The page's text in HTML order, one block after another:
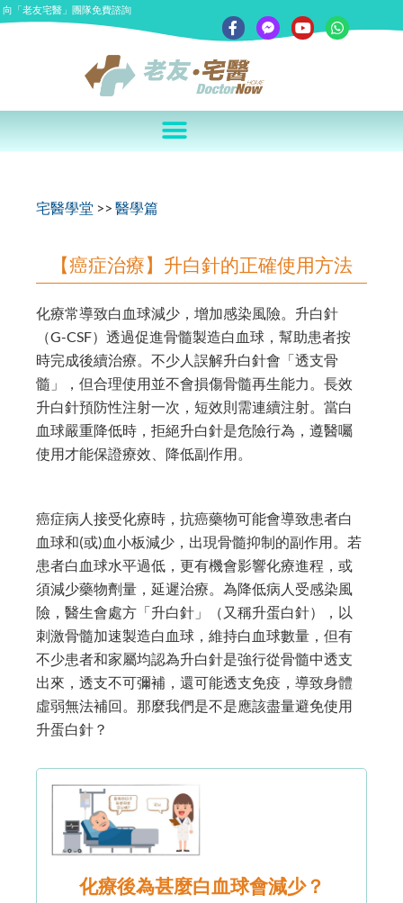
向「老友宅醫」團隊免費諮詢
宅醫學堂 >> 醫學篇
【癌症治療】升白針的正確使用方法
化療常導致白血球減少，增加感染風險。升白針
（G-CSF）透過促進骨髓製造白血球，幫助患者按
時完成後續治療。不少人誤解升白針會「透支骨
髓」，但合理使用並不會損傷骨髓再生能力。長效
升白針預防性注射一次，短效則需連續注射。當白
血球嚴重降低時，拒絕升白針是危險行為，遵醫囑
使用才能保證療效、降低副作用。
癌症病人接受化療時，抗癌藥物可能會導致患者白
血球和(或)血小板減少，出現骨髓抑制的副作用。若
患者白血球水平過低，更有機會影響化療進程，或
須減少藥物劑量，延遲治療。為降低病人受感染風
險，醫生會處方「升白針」（又稱升蛋白針），以
刺激骨髓加速製造白血球，維持白血球數量，但有
不少患者和家屬均認為升白針是強行從骨髓中透支
出來，透支不可彌補，還可能透支免疫，導致身體
虛弱無法補回。那麼我們是不是應該盡量避免使用
升蛋白針？
化療後為甚麼白血球會減少？